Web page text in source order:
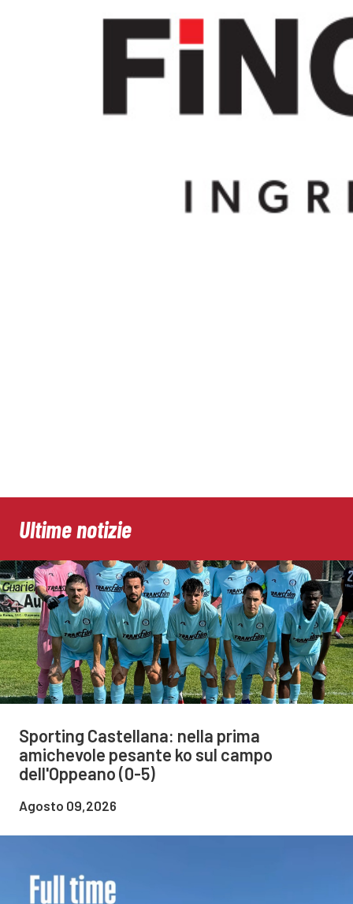
Ultime notizie
Sporting Castellana: nella prima
amichevole pesante ko sul campo
dell'Oppeano (0-5)
Agosto 09,2026